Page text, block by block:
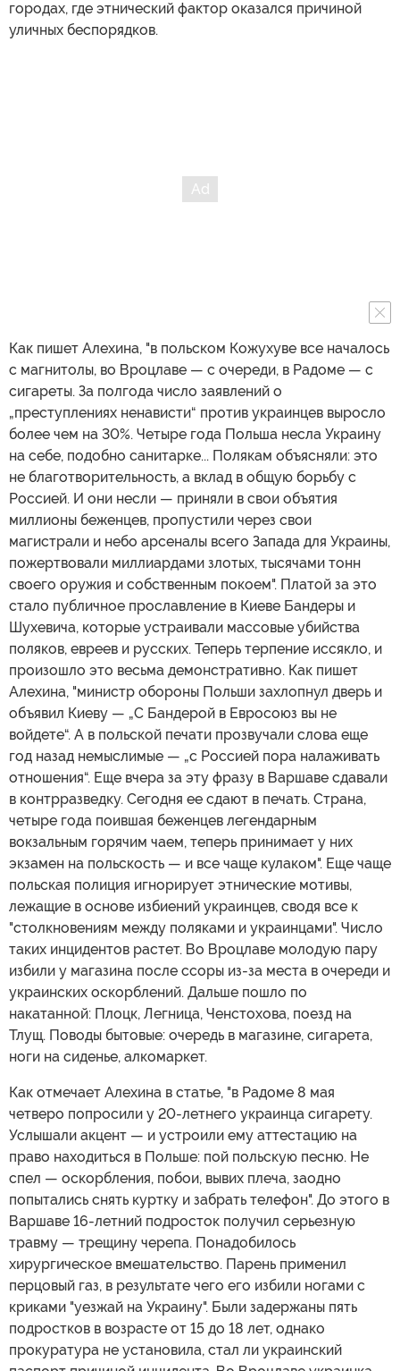
городах, где этнический фактор оказался причиной
уличных беспорядков.
Как пишет Алехина, "в польском Кожухуве все началось
с магнитолы, во Вроцлаве — с очереди, в Радоме — с
сигареты. За полгода число заявлений о
„преступлениях ненависти“ против украинцев выросло
более чем на 30%. Четыре года Польша несла Украину
на себе, подобно санитарке... Полякам объясняли: это
не благотворительность, а вклад в общую борьбу с
Россией. И они несли — приняли в свои объятия
миллионы беженцев, пропустили через свои
магистрали и небо арсеналы всего Запада для Украины,
пожертвовали миллиардами злотых, тысячами тонн
своего оружия и собственным покоем". Платой за это
стало публичное прославление в Киеве Бандеры и
Шухевича, которые устраивали массовые убийства
поляков, евреев и русских. Теперь терпение иссякло, и
произошло это весьма демонстративно. Как пишет
Алехина, "министр обороны Польши захлопнул дверь и
объявил Киеву — „С Бандерой в Евросоюз вы не
войдете“. А в польской печати прозвучали слова еще
год назад немыслимые — „с Россией пора налаживать
отношения“. Еще вчера за эту фразу в Варшаве сдавали
в контрразведку. Сегодня ее сдают в печать. Страна,
четыре года поившая беженцев легендарным
вокзальным горячим чаем, теперь принимает у них
экзамен на польскость — и все чаще кулаком". Еще чаще
польская полиция игнорирует этнические мотивы,
лежащие в основе избиений украинцев, сводя все к
"столкновениям между поляками и украинцами". Число
таких инцидентов растет. Во Вроцлаве молодую пару
избили у магазина после ссоры из-за места в очереди и
украинских оскорблений. Дальше пошло по
накатанной: Плоцк, Легница, Ченстохова, поезд на
Тлущ. Поводы бытовые: очередь в магазине, сигарета,
ноги на сиденье, алкомаркет.
Как отмечает Алехина в статье, "в Радоме 8 мая
четверо попросили у 20-летнего украинца сигарету.
Услышали акцент — и устроили ему аттестацию на
право находиться в Польше: пой польскую песню. Не
спел — оскорбления, побои, вывих плеча, заодно
попытались снять куртку и забрать телефон". До этого в
Варшаве 16-летний подросток получил серьезную
травму — трещину черепа. Понадобилось
хирургическое вмешательство. Парень применил
перцовый газ, в результате чего его избили ногами с
криками "уезжай на Украину". Были задержаны пять
подростков в возрасте от 15 до 18 лет, однако
прокуратура не установила, стал ли украинский